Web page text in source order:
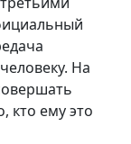
На
кто ему это